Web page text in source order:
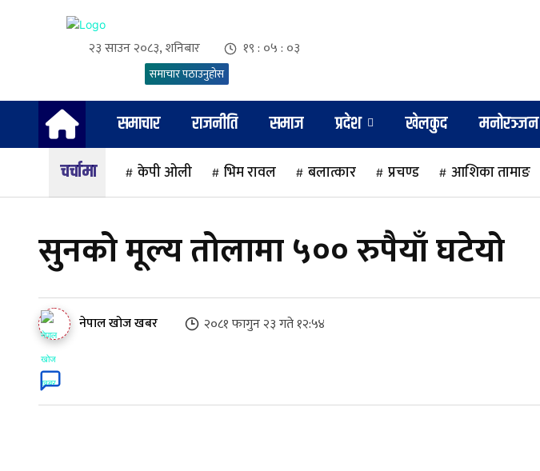
२३ साउन २०८३, शनिबार १९ : ०५ : ०४
समाचार पठाउनुहोस
समाचार राजनीति समाज प्रदेश खेलकुद मनोरञ्जन
चर्चामा
केपी ओली भिम रावल बलात्कार प्रचण्ड आशिका तामाङ
सुनको मूल्य तोलामा ५०० रुपैयाँ घटेयो
नेपाल खोज खबर २०८१ फागुन २३ गते १२:५४